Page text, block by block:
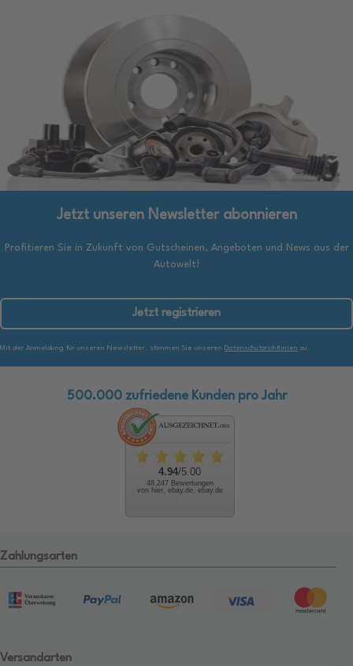
Jetzt unseren Newsletter abonnieren
Profitieren Sie in Zukunft von Gutscheinen, Angeboten und News aus der
Autowelt!
Jetzt registrieren
Mit der Anmeldung für unseren Newsletter, stimmen Sie unseren Datenschutzrichtlinien zu.
500.000 zufriedene Kunden pro Jahr
4.94/5.00
48.247 Bewertungen
von hier, ebay.de, ebay.de
Zahlungsarten
Versandarten